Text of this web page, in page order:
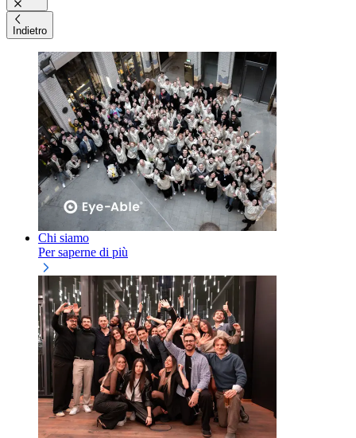
Indietro
Chi siamo
Per saperne di più